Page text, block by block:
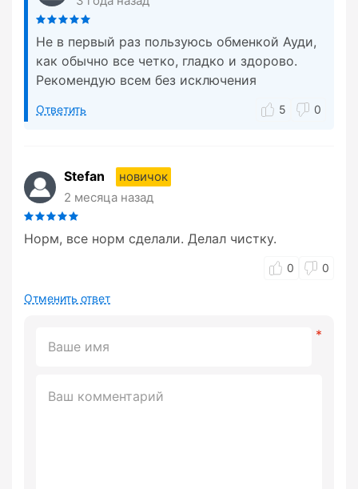
Не в первый раз пользуюсь обменкой Ауди,
как обычно все четко, гладко и здорово.
Рекомендую всем без исключения
Ответить 5 0
Stefan
новичок
2 месяца назад
Норм, все норм сделали. Делал чистку.
Отменить ответ
0 0